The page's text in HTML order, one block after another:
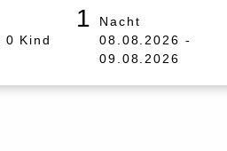
0 Kind
1
Nacht
08.08.2026 -
09.08.2026